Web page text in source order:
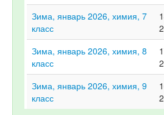
Зима, январь 2026, химия, 7
класс
Зима, январь 2026, химия, 8
класс
Зима, январь 2026, химия, 9
класс